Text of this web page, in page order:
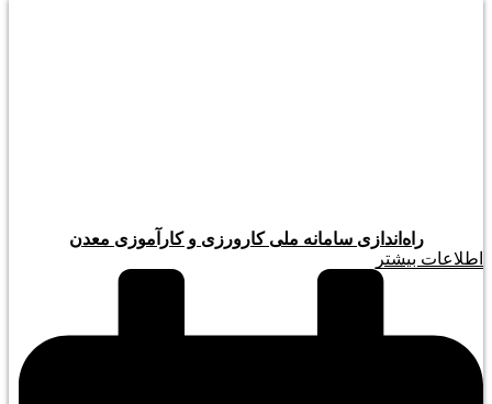
راه‌اندازی سامانه ملی کارورزی و کارآموزی معدن
اطلاعات بیشتر